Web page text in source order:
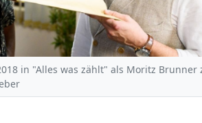
in "Alles was zählt" als Moritz Brunner